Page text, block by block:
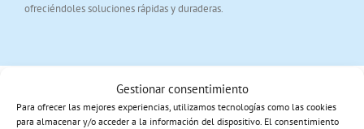
Gestionar consentimiento
Para ofrecer las mejores experiencias, utilizamos tecnologías como las cookies
para almacenar y/o acceder a la información del dispositivo. El consentimiento
ofreciéndoles soluciones rápidas y duraderas.
Solicitar servicio de fontanería en Otxarkoaga o